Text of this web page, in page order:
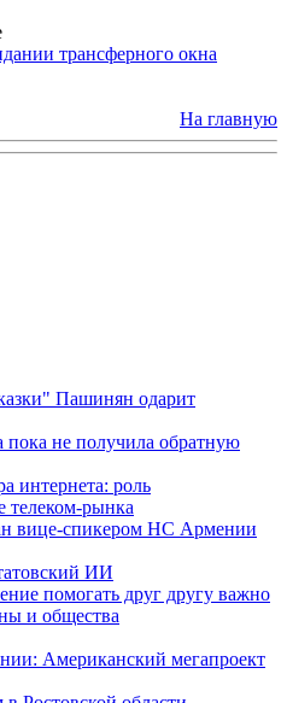
трансферного окна
На главную
Пашинян одарит
не получила обратную
интернета: роль
телеком-рынка
вице-спикером НС Армении
ИИ
помогать друг другу важно
и общества
Американский мегапроект